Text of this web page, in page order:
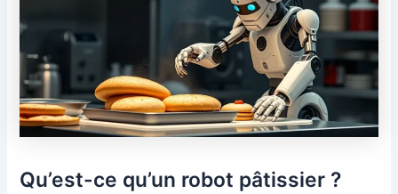
Qu’est-ce qu’un robot pâtissier ?